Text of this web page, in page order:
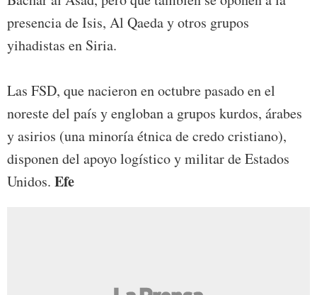
presencia de Isis, Al Qaeda y otros grupos
yihadistas en Siria.
Las FSD, que nacieron en octubre pasado en el
noreste del país y engloban a grupos kurdos, árabes
y asirios (una minoría étnica de credo cristiano),
disponen del apoyo logístico y militar de Estados
Unidos. Efe